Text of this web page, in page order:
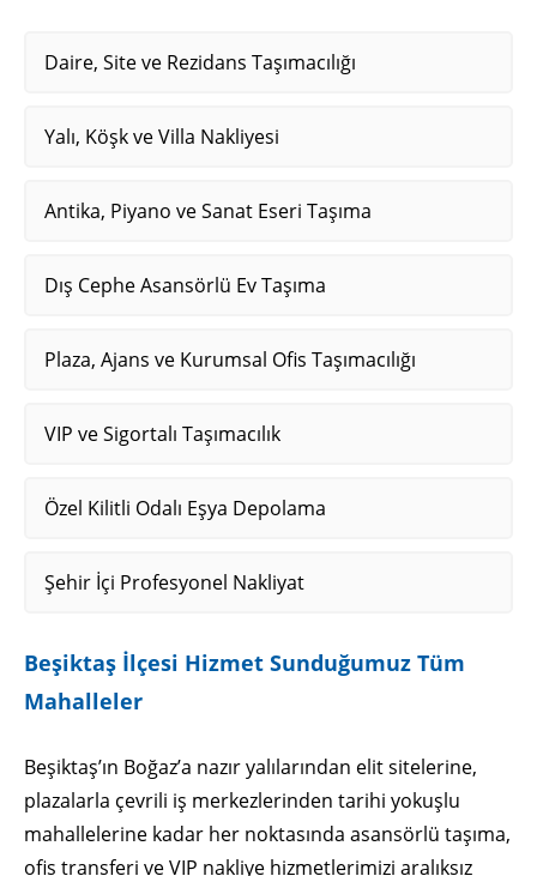
Daire, Site ve Rezidans Taşımacılığı
Yalı, Köşk ve Villa Nakliyesi
Antika, Piyano ve Sanat Eseri Taşıma
Dış Cephe Asansörlü Ev Taşıma
Plaza, Ajans ve Kurumsal Ofis Taşımacılığı
VIP ve Sigortalı Taşımacılık
Özel Kilitli Odalı Eşya Depolama
Şehir İçi Profesyonel Nakliyat
Beşiktaş İlçesi Hizmet Sunduğumuz Tüm
Mahalleler
Beşiktaş’ın Boğaz’a nazır yalılarından elit sitelerine,
plazalarla çevrili iş merkezlerinden tarihi yokuşlu
mahallelerine kadar her noktasında asansörlü taşıma,
ofis transferi ve VIP nakliye hizmetlerimizi aralıksız